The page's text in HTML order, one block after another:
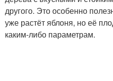
другого. Это особенно
уже растёт яблоня, но её
каким-либо параметрам.